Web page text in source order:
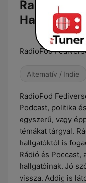
RadioPod
Hallgatás
RadioPod
Alternatív / Indie
RadioPod
Podcast, politika
egyszerű, vagy
témákat tárgyal.
hallgatóktól is
Rádió és Podcast,
hallgatóinak. Jó
vissza. Addig is